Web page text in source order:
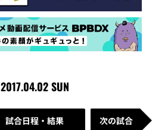
2017.04.02 SUN
試合日程・結果 次の試合